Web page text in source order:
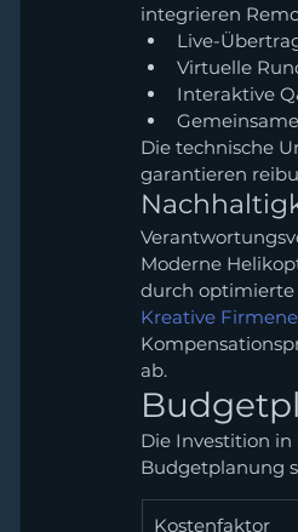
integrieren
Live-
Virtuelle
Interaktive
Die technische
garantieren
Moderne
durch optimierte
Kreative
ab.
Die Investition
Budgetplanung
Kostenfaktor